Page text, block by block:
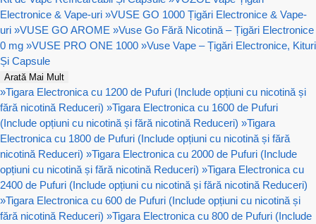
Electronice & Vape-uri »VUSE GO 1000 Țigări Electronice & Vape-
uri »VUSE GO AROME »Vuse Go Fără Nicotină – Țigări Electronice
0 mg »VUSE PRO ONE 1000 »Vuse Vape – Țigări Electronice, Kituri
Și Capsule
Arată Mai Mult
»Tigara Electronica cu 1200 de Pufuri (Include opțiuni cu nicotină și
fără nicotină Reduceri) »Tigara Electronica cu 1600 de Pufuri
(Include opțiuni cu nicotină și fără nicotină Reduceri) »Tigara
Electronica cu 1800 de Pufuri (Include opțiuni cu nicotină și fără
nicotină Reduceri) »Tigara Electronica cu 2000 de Pufuri (Include
opțiuni cu nicotină și fără nicotină Reduceri) »Tigara Electronica cu
2400 de Pufuri (Include opțiuni cu nicotină și fără nicotină Reduceri)
»Tigara Electronica cu 600 de Pufuri (Include opțiuni cu nicotină și
fără nicotină Reduceri) »Tigara Electronica cu 800 de Pufuri (Include